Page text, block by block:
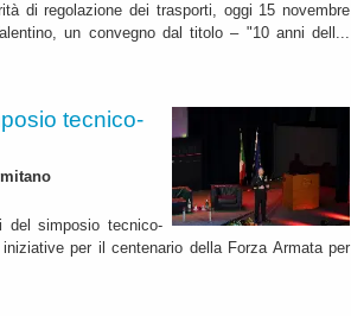
di regolazione dei trasporti, oggi 15 novembre
un convegno dal titolo – "10 anni dell...
tecnico-
simposio tecnico-
per il centenario della Forza Armata per